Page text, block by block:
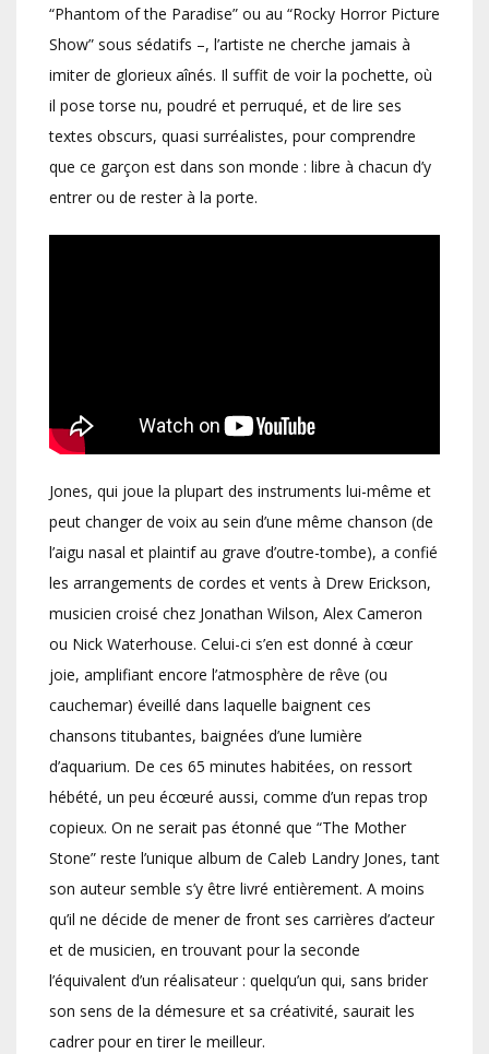
“Phantom of the Paradise” ou au “Rocky Horror Picture
Show” sous sédatifs –, l’artiste ne cherche jamais à
imiter de glorieux aînés. Il suffit de voir la pochette, où
il pose torse nu, poudré et perruqué, et de lire ses
textes obscurs, quasi surréalistes, pour comprendre
que ce garçon est dans son monde : libre à chacun d’y
entrer ou de rester à la porte.
Jones, qui joue la plupart des instruments lui-même et
peut changer de voix au sein d’une même chanson (de
l’aigu nasal et plaintif au grave d’outre-tombe), a confié
les arrangements de cordes et vents à Drew Erickson,
musicien croisé chez Jonathan Wilson, Alex Cameron
ou Nick Waterhouse. Celui-ci s’en est donné à cœur
joie, amplifiant encore l’atmosphère de rêve (ou
cauchemar) éveillé dans laquelle baignent ces
chansons titubantes, baignées d’une lumière
d’aquarium. De ces 65 minutes habitées, on ressort
hébété, un peu écœuré aussi, comme d’un repas trop
copieux. On ne serait pas étonné que “The Mother
Stone” reste l’unique album de Caleb Landry Jones, tant
son auteur semble s’y être livré entièrement. A moins
qu’il ne décide de mener de front ses carrières d’acteur
et de musicien, en trouvant pour la seconde
l’équivalent d’un réalisateur : quelqu’un qui, sans brider
son sens de la démesure et sa créativité, saurait les
cadrer pour en tirer le meilleur.